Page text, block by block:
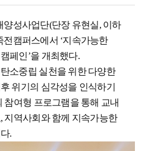
성사업단(단장 유현실, 이하
전캠퍼스에서 ‘지속가능한
페인’을 개최했다.
소중립 실천을 위한 다양한
위기의 심각성을 인식하기
참여형 프로그램을 통해 교내
지역사회와 함께 지속가능한
.